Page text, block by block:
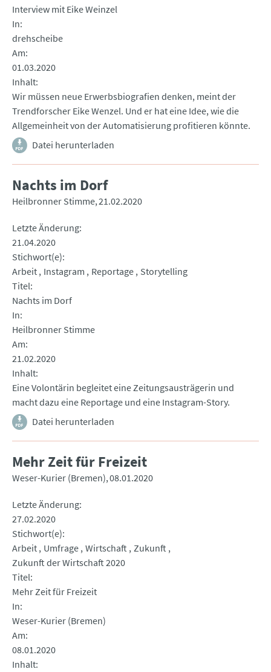
Interview mit Eike Weinzel
In
drehscheibe
Am
01.03.2020
Inhalt
Wir müssen neue Erwerbsbiografien denken, meint der
Trendforscher Eike Wenzel. Und er hat eine Idee, wie die
Allgemeinheit von der Automatisierung profitieren könnte.
Datei herunterladen
Nachts im Dorf
Heilbronner Stimme 21.02.2020
Letzte Änderung
21.04.2020
Stichwort(e)
Arbeit Instagram Reportage Storytelling
Titel
Nachts im Dorf
In
Heilbronner Stimme
Am
21.02.2020
Inhalt
Eine Volontärin begleitet eine Zeitungsausträgerin und
macht dazu eine Reportage und eine Instagram-Story.
Datei herunterladen
Mehr Zeit für Freizeit
Weser-Kurier (Bremen) 08.01.2020
Letzte Änderung
27.02.2020
Stichwort(e)
Arbeit Umfrage Wirtschaft Zukunft
Zukunft der Wirtschaft 2020
Titel
Mehr Zeit für Freizeit
In
Weser-Kurier (Bremen)
Am
08.01.2020
Inhalt